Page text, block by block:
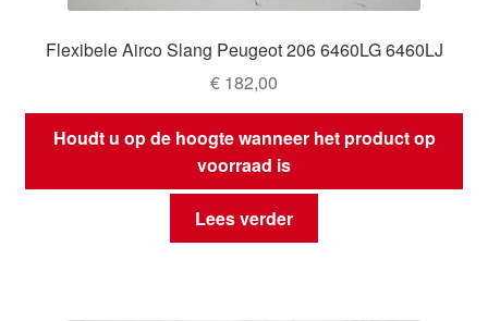
Flexibele Airco Slang Peugeot 206 6460LG 6460LJ
€ 182,00
Houdt u op de hoogte wanneer het product op
voorraad is
Lees verder